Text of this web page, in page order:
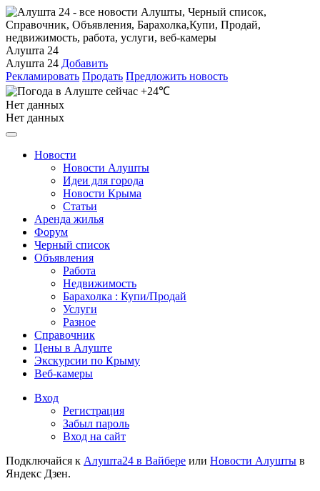
Алушта 24
Алушта 24 Добавить
Рекламировать Продать Предложить новость
+24℃
Нет данных
Нет данных
Новости
Новости Алушты
Идеи для города
Новости Крыма
Статьи
Аренда жилья
Форум
Черный список
Объявления
Работа
Недвижимость
Барахолка : Купи/Продай
Услуги
Разное
Справочник
Цены в Алуште
Экскурсии по Крыму
Веб-камеры
Вход
Регистрация
Забыл пароль
Вход на сайт
Подключайся к Алушта24 в Вайбере или Новости Алушты в
Яндекс Дзен.